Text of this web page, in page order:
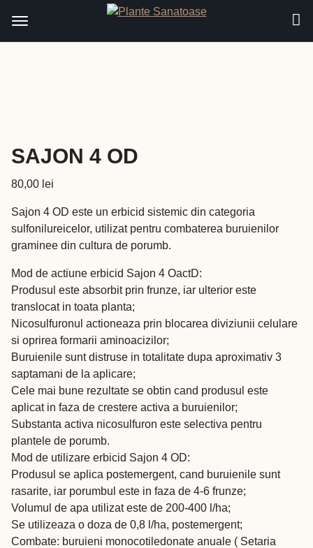
SAJON 4 OD
80,00 lei
Sajon 4 OD este un erbicid sistemic din categoria
sulfonilureicelor, utilizat pentru combaterea buruienilor
graminee din cultura de porumb.
Mod de actiune erbicid Sajon 4 OactD:
Produsul este absorbit prin frunze, iar ulterior este
translocat in toata planta;
Nicosulfuronul actioneaza prin blocarea diviziunii celulare
si oprirea formarii aminoacizilor;
Buruienile sunt distruse in totalitate dupa aproximativ 3
saptamani de la aplicare;
Cele mai bune rezultate se obtin cand produsul este
aplicat in faza de crestere activa a buruienilor;
Substanta activa nicosulfuron este selectiva pentru
plantele de porumb.
Mod de utilizare erbicid Sajon 4 OD:
Produsul se aplica postemergent, cand buruienile sunt
rasarite, iar porumbul este in faza de 4-6 frunze;
Volumul de apa utilizat este de 200-400 l/ha;
Se utilizeaza o doza de 0,8 l/ha, postemergent;
Combate: buruieni monocotiledonate anuale ( Setaria